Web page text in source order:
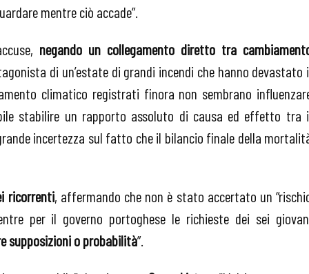
mentre ciò accade”.
negando un collegamento diretto tra
di un’estate di grandi incendi che hanno devastato
climatico registrati finora non sembrano
stabilire un rapporto assoluto di causa ed effetto tra
incertezza sul fatto che il bilancio finale della
ricorrenti, affermando che non è stato accertato un
per il governo portoghese le richieste dei sei
supposizioni o probabilità”.